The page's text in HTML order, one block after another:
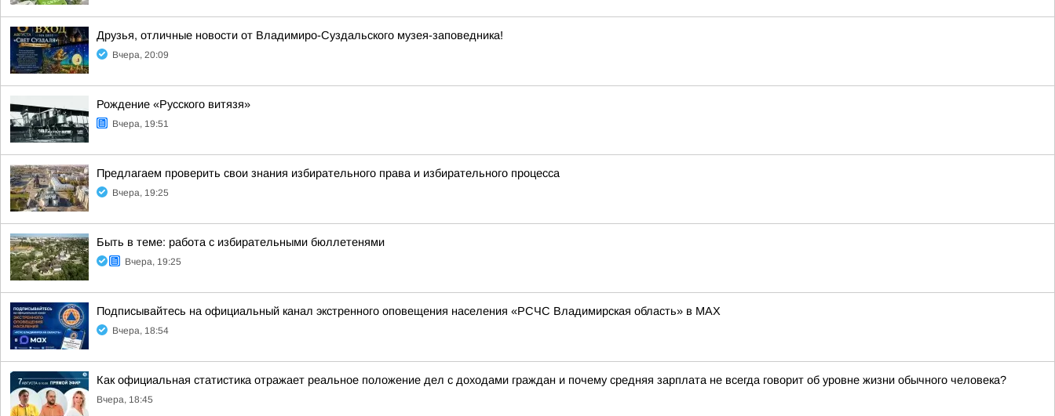
Друзья, отличные новости от Владимиро-Суздальского музея-заповедника!
Вчера, 20:09
Рождение «Русского витязя»
Вчера, 19:51
Предлагаем проверить свои знания избирательного права и избирательного процесса
Вчера, 19:25
Быть в теме: работа с избирательными бюллетенями
Вчера, 19:25
Подписывайтесь на официальный канал экстренного оповещения населения «РСЧС Владимирская область» в МАХ
Вчера, 18:54
Как официальная статистика отражает реальное положение дел с доходами граждан и почему средняя зарплата не всегда говорит об уровне жизни обычного человека?
Вчера, 18:45